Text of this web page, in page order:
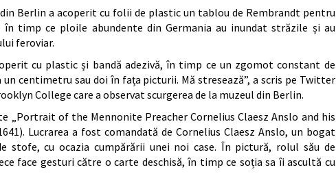
Berlin a acoperit cu folii de plastic un tablou de Rembrandt pentru
timp ce ploile abundente din Germania au inundat străzile și au
feroviar.
cu plastic și bandă adezivă, în timp ce un zgomot constant de
centimetru sau doi în fața picturii. Mă stresează”, a scris pe Twitter
College care a observat scurgerea de la muzeul din Berlin.
„Portrait of the Mennonite Preacher Cornelius Claesz Anslo and his
Lucrarea a fost comandată de Cornelius Claesz Anslo, un bogat
stofe, cu ocazia cumpărării unei noi case. În pictură, rolul său de
face gesturi către o carte deschisă, în timp ce soția sa îi ascultă cu